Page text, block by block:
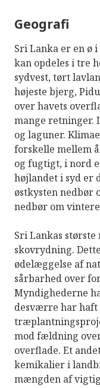
Geografi
Sri Lanka er en ø
kan opdeles i tre
sydvest, tørt
højeste bjerg,
over havets
mange retninger.
og laguner.
forskelle mellem
og fugtigt, i nord
højlandet i syd er
østkysten nedbør
nedbør om
Sri Lankas
skovrydning.
ødelæggelse af
sårbarhed over
Myndighederne
desværre har haft
mod fældning
overflade. Et
kemikalier i
mængden af